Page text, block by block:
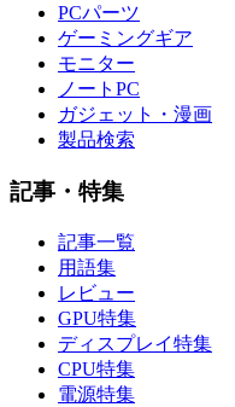
PCパーツ
ゲーミングギア
モニター
ノートPC
ガジェット・漫画
製品検索
記事・特集
記事一覧
用語集
レビュー
GPU特集
ディスプレイ特集
CPU特集
電源特集